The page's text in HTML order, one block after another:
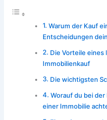
Warum der Kauf
Entscheidungen
Die Vorteile eines
Immobilienkauf
Die wichtigsten
Worauf du bei
einer Immobilie